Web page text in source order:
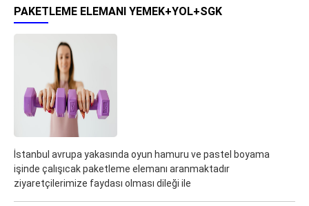
PAKETLEME ELEMANI YEMEK+YOL+SGK
İstanbul avrupa yakasında oyun hamuru ve pastel boyama
işinde çalışıcak paketleme elemanı aranmaktadır
ziyaretçilerimize faydası olması dileği ile